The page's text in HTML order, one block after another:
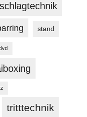
schlagtechnik
stand
tritttechnik